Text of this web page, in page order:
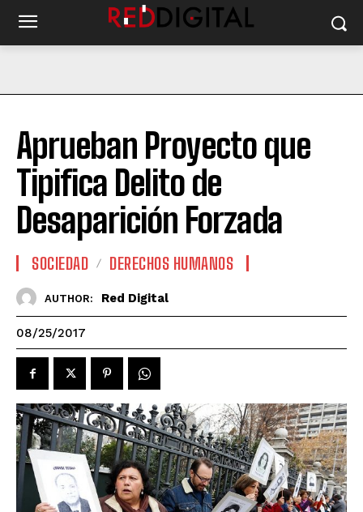
Aprueban Proyecto que
Tipifica Delito de
Desaparición Forzada
SOCIEDAD DERECHOS HUMANOS
AUTHOR: Red Digital
08/25/2017